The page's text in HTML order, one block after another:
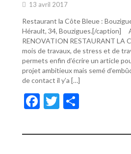
13 avril 2017
Restaurant la Côte Bleue :
Hérault, 34, Bouzigues.[/caption]
RENOVATION RESTAURANT LA
mois de travaux, de stress et de
permets enfin d’écrire un article
projet ambitieux mais semé
de contact il y’a […]
F
e
T
itt ta